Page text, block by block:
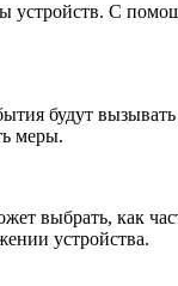
С
будут
меры.
выбрать, как
устройства.